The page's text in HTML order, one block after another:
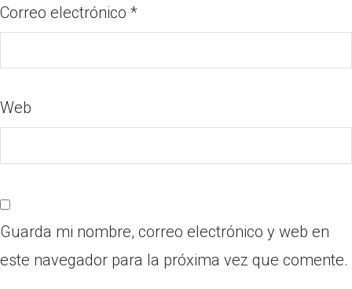
Correo electrónico *
Web
Guarda mi nombre, correo electrónico y web en
este navegador para la próxima vez que comente.